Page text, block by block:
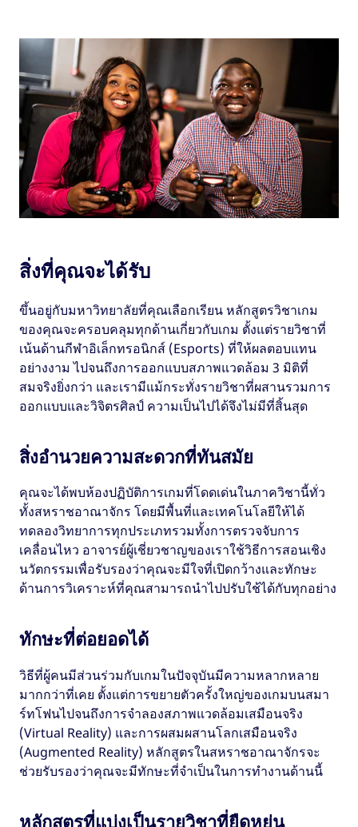
สิ่งที่คุณจะได้รับ
ขึ้นอยู่กับมหาวิทยาลัยที่คุณเลือกเรียน หลักสูตรวิชาเกม
ของคุณจะครอบคลุมทุกด้านเกี่ยวกับเกม ตั้งแต่รายวิชาที่
เน้นด้านกีฬาอิเล็กทรอนิกส์ (Esports) ที่ให้ผลตอบแทน
อย่างงาม ไปจนถึงการออกแบบสภาพแวดล้อม 3 มิติที่
สมจริงยิ่งกว่า และเรามีแม้กระทั่งรายวิชาที่ผสานรวมการ
ออกแบบและวิจิตรศิลป์ ความเป็นไปได้จึงไม่มีที่สิ้นสุด
สิ่งอำนวยความสะดวกที่ทันสมัย
คุณจะได้พบห้องปฏิบัติการเกมที่โดดเด่นในภาควิชานี้ทั่ว
ทั้งสหราชอาณาจักร โดยมีพื้นที่และเทคโนโลยีให้ได้
ทดลองวิทยาการทุกประเภทรวมทั้งการตรวจจับการ
เคลื่อนไหว อาจารย์ผู้เชี่ยวชาญของเราใช้วิธีการสอนเชิง
นวัตกรรมเพื่อรับรองว่าคุณจะมีใจที่เปิดกว้างและทักษะ
ด้านการวิเคราะห์ที่คุณสามารถนำไปปรับใช้ได้กับทุกอย่าง
ทักษะที่ต่อยอดได้
วิธีที่ผู้คนมีส่วนร่วมกับเกมในปัจจุบันมีความหลากหลาย
มากกว่าที่เคย ตั้งแต่การขยายตัวครั้งใหญ่ของเกมบนสมา
ร์ทโฟนไปจนถึงการจำลองสภาพแวดล้อมเสมือนจริง
(Virtual Reality) และการผสมผสานโลกเสมือนจริง
(Augmented Reality) หลักสูตรในสหราชอาณาจักรจะ
ช่วยรับรองว่าคุณจะมีทักษะที่จำเป็นในการทำงานด้านนี้
หลักสูตรที่แบ่งเป็นรายวิชาที่ยืดหยุ่น